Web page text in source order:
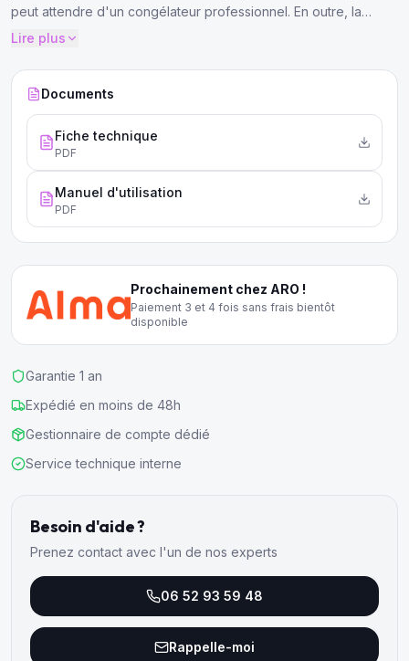
peut attendre d'un congélateur professionnel. En outre, la
finition est très soignée, avec un revêtement blanc sur le boîtier
Lire plus
Documents
Fiche technique
PDF
Manuel d'utilisation
PDF
Prochainement chez ARO !
Paiement 3 et 4 fois sans frais bientôt
disponible
Garantie 1 an
Expédié en moins de 48h
Gestionnaire de compte dédié
Service technique interne
Besoin d'aide ?
Prenez contact avec l'un de nos experts
06 52 93 59 48
Rappelle-moi